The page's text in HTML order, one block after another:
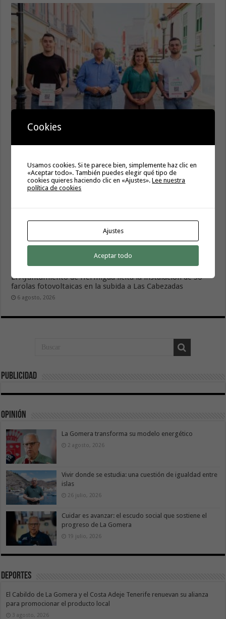
La campaña de verano del Bono Consumo inyecta más de
1,1 millones de euros en el tejido económico de La
El Ayuntamiento de Hermigua licita la instalación de 30
farolas fotovoltaicas en la subida a Las Cabezadas
6 agosto, 2026
Publicidad
Opinión
La Gomera transforma su modelo energético
2 agosto, 2026
Vivir donde se estudia: una cuestión de igualdad entre
islas
26 julio, 2026
Cuidar es avanzar: el escudo social que sostiene el
progreso de La Gomera
19 julio, 2026
Deportes
El Cabildo de La Gomera y el Costa Adeje Tenerife renuevan su alianza
para promocionar el producto local
3 agosto, 2026
Cookies
Usamos cookies. Si te parece bien, simplemente haz clic en
«Aceptar todo». También puedes elegir qué tipo de
cookies quieres haciendo clic en «Ajustes».Lee nuestra
política de cookies
Ajustes
Aceptar todo